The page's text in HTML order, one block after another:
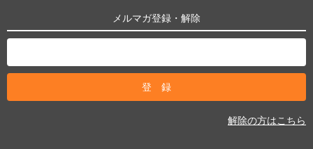
メルマガ登録・解除
解除の方はこちら